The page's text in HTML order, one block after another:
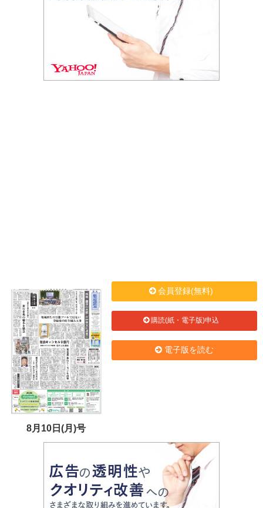
8月10日(月)号
会員登録(無料)
購読(紙・電子版)申込
電子版を読む